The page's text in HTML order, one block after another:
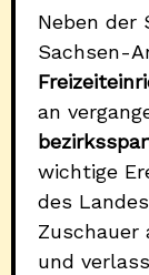
Neben der
Sachsen-
an
wichtige
des
Zuschauer
und